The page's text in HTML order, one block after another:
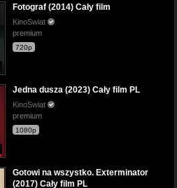
Fotograf (2014) Cały film
KinoSwiat
premium
720p
Jedna dusza (2023) Cały film PL
KinoSwiat
premium
1080p
Gotowi na wszystko. Exterminator
(2017) Cały film PL